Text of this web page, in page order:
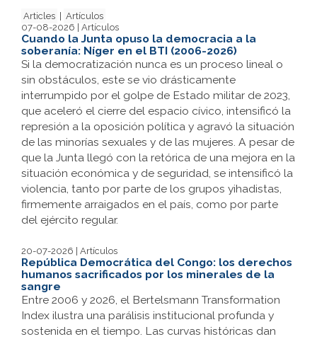
Articles
Artículos
07-08-2026 | Artículos
Cuando la Junta opuso la democracia a la
soberanía: Níger en el BTI (2006-2026)
Si la democratización nunca es un proceso lineal o
sin obstáculos, este se vio drásticamente
interrumpido por el golpe de Estado militar de 2023,
que aceleró el cierre del espacio cívico, intensificó la
represión a la oposición política y agravó la situación
de las minorías sexuales y de las mujeres. A pesar de
que la Junta llegó con la retórica de una mejora en la
situación económica y de seguridad, se intensificó la
violencia, tanto por parte de los grupos yihadistas,
firmemente arraigados en el país, como por parte
del ejército regular.
20-07-2026 | Artículos
República Democrática del Congo: los derechos
humanos sacrificados por los minerales de la
sangre
Entre 2006 y 2026, el Bertelsmann Transformation
Index ilustra una parálisis institucional profunda y
sostenida en el tiempo. Las curvas históricas dan